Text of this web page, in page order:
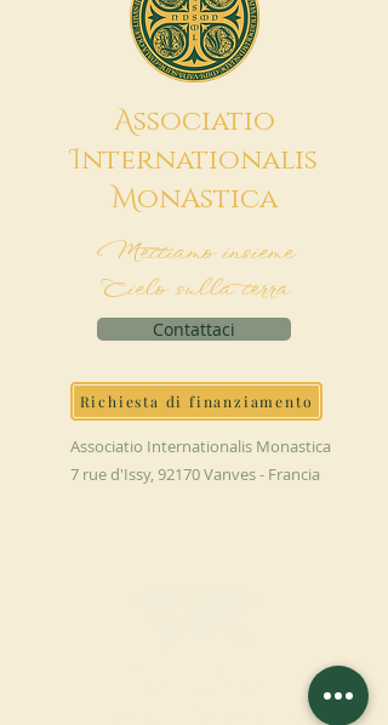
Associatio
Internationalis
MonAstica
Mettiamo insieme
Cielo sulla terra
Contattaci
Richiesta di finanziamento
Associatio Internationalis Monastica
7 rue d'Issy, 92170 Vanves - Francia